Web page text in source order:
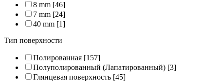
8 mm [46]
7 mm [24]
40 mm [1]
Тип поверхности
Полированная [157]
Полуполированный (Лапатированный) [3]
Глянцевая поверхность [45]